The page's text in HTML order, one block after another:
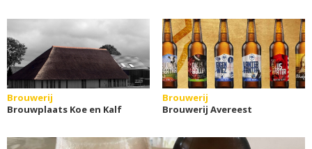
Brouwerij
Brouwplaats Koe en Kalf
Brouwerij
Brouwerij Avereest